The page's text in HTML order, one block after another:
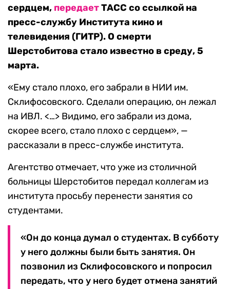
сердцем, передаетТАСС со ссылкой на
пресс-службу Института кино и
телевидения (ГИТР). О смерти
Шерстобитова стало известно в среду, 5
марта.
«Ему стало плохо, его забрали в НИИ им.
Склифосовского. Сделали операцию, он лежал
на ИВЛ. <…> Видимо, его забрали из дома,
скорее всего, стало плохо с сердцем», —
рассказали в пресс-службе института.
Агентство отмечает, что уже из столичной
больницы Шерстобитов передал коллегам из
института просьбу перенести занятия со
студентами.
«Он до конца думал о студентах. В субботу
у него должны были быть занятия. Он
позвонил из Склифосовского и попросил
передать, что у него будет отмена занятий